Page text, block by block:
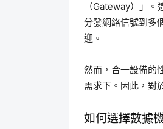
（Gateway）」
分發網絡信號到多
迎。
然而，合一設備的
需求下。因此，對
如何選擇數據